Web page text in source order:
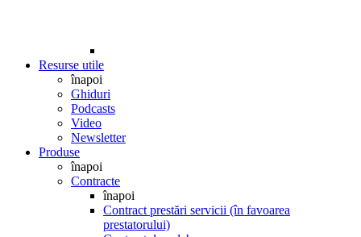
Resurse utile
înapoi
Ghiduri
Podcasts
Video
Newsletter
Produse
înapoi
Contracte
înapoi
Contract prestări servicii (în favoarea
prestatorului)